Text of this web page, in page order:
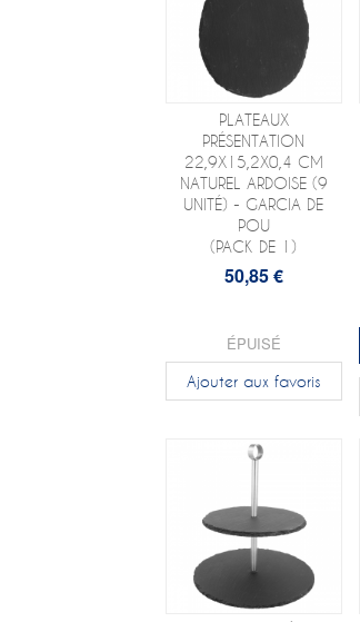
PLATEAUX
PRÉSENTATION
22,9X15,2X0,4 CM
NATUREL ARDOISE (9
UNITÉ) - GARCIA DE
POU
(PACK DE 1)
50,85 €
ÉPUISÉ
Ajouter aux favoris